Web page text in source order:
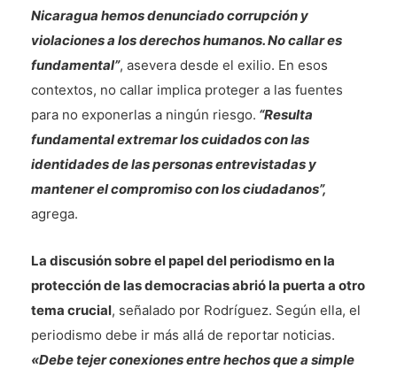
Nicaragua hemos denunciado corrupción y
violaciones a los derechos humanos. No callar es
fundamental”, asevera desde el exilio. En esos
contextos, no callar implica proteger a las fuentes
para no exponerlas a ningún riesgo. “Resulta
fundamental extremar los cuidados con las
identidades de las personas entrevistadas y
mantener el compromiso con los ciudadanos”,
agrega.
La discusión sobre el papel del periodismo en la
protección de las democracias abrió la puerta a otro
tema crucial, señalado por Rodríguez. Según ella, el
periodismo debe ir más allá de reportar noticias.
«Debe tejer conexiones entre hechos que a simple